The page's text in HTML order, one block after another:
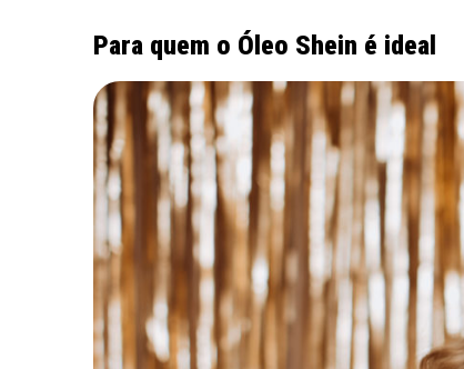
Para quem o Óleo Shein é ideal